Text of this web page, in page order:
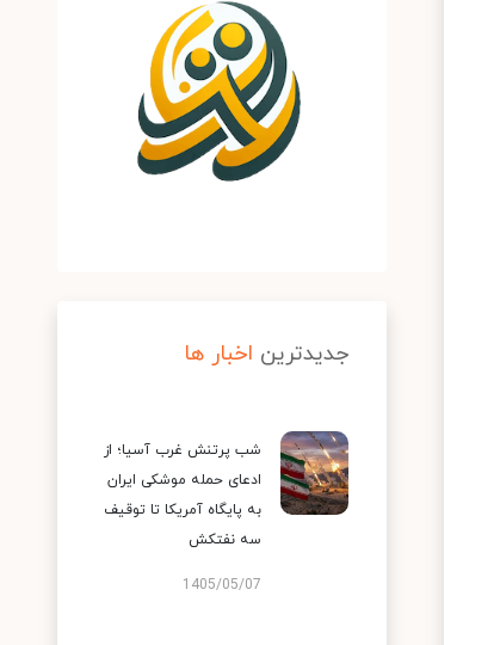
جدیدترین اخبار ها
شب پرتنش غرب آسیا؛ از
ادعای حمله موشکی ایران
به پایگاه آمریکا تا توقیف
سه نفتکش
1405/05/07